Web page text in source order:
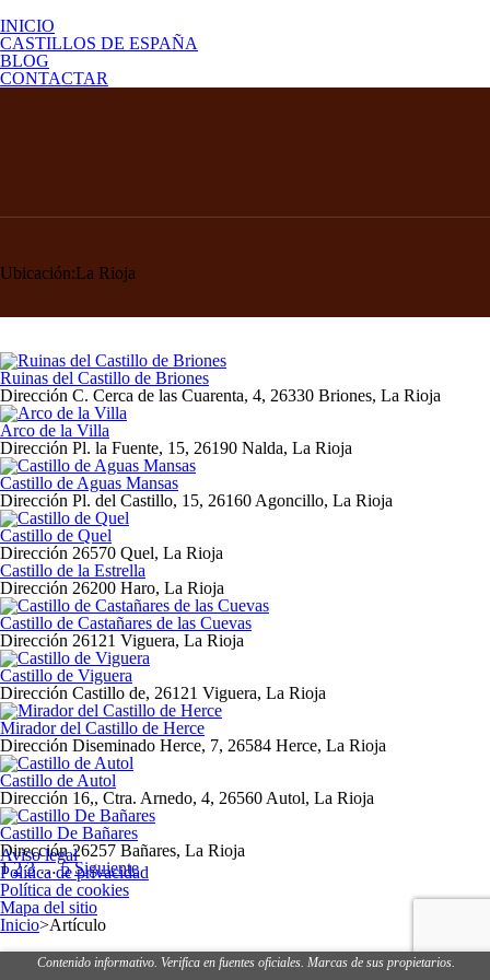
al
contenido
INICIO
CASTILLOS DE ESPAÑA
BLOG
CONTACTAR
Ubicación:La Rioja
Ruinas del Castillo de Briones
Dirección C. Cerca de las Cuarenta, 4, 26330 Briones, La Rioja
Arco de la Villa
Dirección Pl. la Fuente, 15, 26190 Nalda, La Rioja
Castillo de Aguas Mansas
Dirección Pl. del Castillo, 15, 26160 Agoncillo, La Rioja
Castillo de Quel
Dirección 26570 Quel, La Rioja
Castillo de la Estrella
Dirección 26200 Haro, La Rioja
Castillo de Castañares de las Cuevas
Dirección 26121 Viguera, La Rioja
Castillo de Viguera
Dirección Castillo de, 26121 Viguera, La Rioja
Mirador del Castillo de Herce
Dirección Diseminado Herce, 7, 26584 Herce, La Rioja
Castillo de Autol
Dirección 16,, Ctra. Arnedo, 4, 26560 Autol, La Rioja
Castillo De Bañares
Dirección 26257 Bañares, La Rioja
Navegación
de
los
puestos
1 2 3 … 5 Siguiente
Aviso legal
Política de privacidad
Política de cookies
Mapa del sitio
Inicio>Artículo
Contenido informativo. Verifica en fuentes oficiales. Marcas de sus propietarios.